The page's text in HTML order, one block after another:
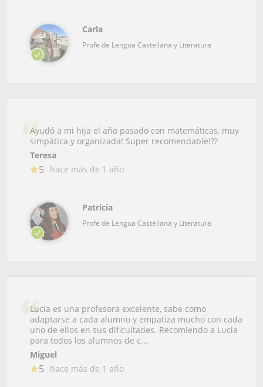
Carla
Profe de Lengua Castellana y Literatura
Ayudó a mi hija el año pasado con matemáticas, muy
simpática y organizada! Super recomendable!??
Teresa
5 hace más de 1 año
Patricia
Profe de Lengua Castellana y Literatura
Lucia es una profesora excelente, sabe como
adaptarse a cada alumno y empatiza mucho con cada
uno de ellos en sus dificultades. Recomiendo a Lucia
para todos los alumnos de c...
Miguel
5 hace más de 1 año